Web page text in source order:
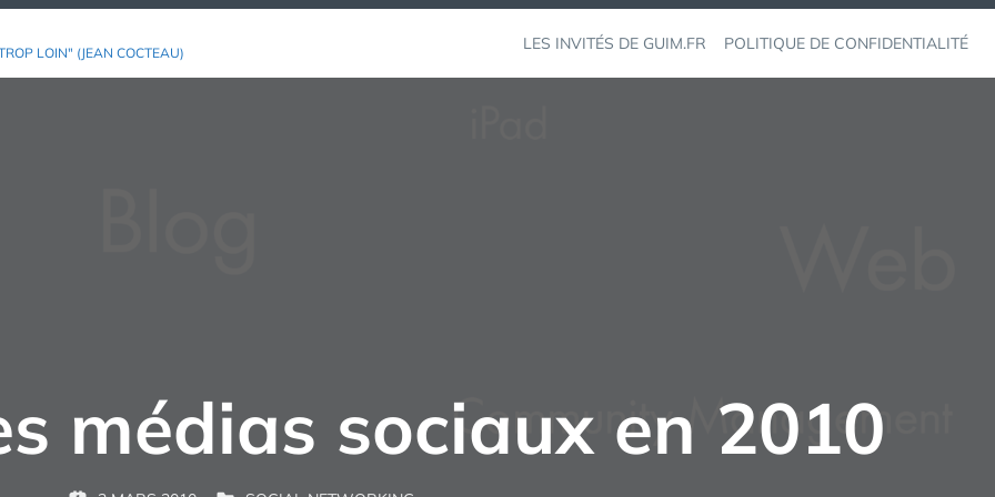
LOIN" (JEAN COCTEAU) LES INVITÉS DE GUIM.FR POLITIQUE DE CONFIDENTIALITÉ
médias sociaux en 2010